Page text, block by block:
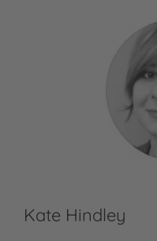
Kate Hindley